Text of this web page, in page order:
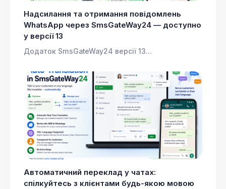
Надсилання та отримання повідомлень
WhatsApp через SmsGateWay24 — доступно
у версії 13
Додаток SmsGateWay24 версії 13...
Автоматичний переклад у чатах:
спілкуйтесь з клієнтами будь-якою мовою